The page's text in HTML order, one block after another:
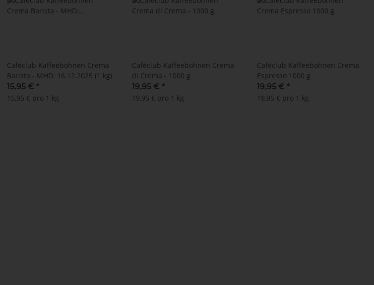
Caféclub Kaffeebohnen Crema
Barista - MHD: 16.12.2025 (1 kg)
15,95 € *
15,95 € pro 1 kg
Caféclub Kaffeebohnen Crema
di Crema - 1000 g
19,95 € *
19,95 € pro 1 kg
Caféclub Kaffeebohnen Crema
Espresso 1000 g
19,95 € *
19,95 € pro 1 kg